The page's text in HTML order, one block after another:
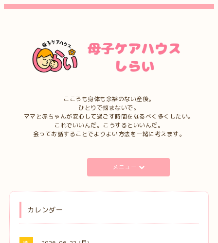
こころも身体も余裕のない産後。
ひとりで悩まないで。
ママと赤ちゃんが安心して過ごす時間をなるべく多くしたい。
これでいいんだ。こうするといいんだ。
会ってお話することでよりよい方法を一緒に考えます。
メニュー
カレンダー